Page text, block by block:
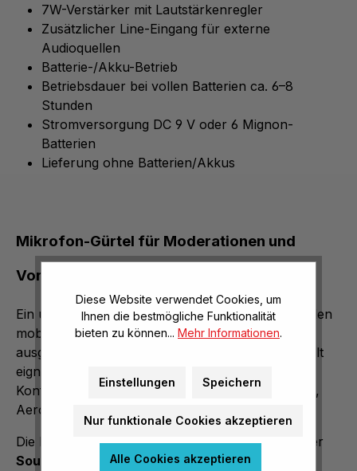
7W-Verstärker mit Lautstärkenregler
Zusätzlicher Line-Eingang für externe
Audioquellen
Batterie-/Akku-Betrieb
Betriebsdauer bei vollen Batterien ca. 6–8
Stunden
Stromversorgung DC 9 V oder 6 Mignon-
Batterien
Lieferung ohne Batterien/Akkus
Mikrofon-Gürtel für Moderationen und
Vorträge
Ein ultrakompaktes Nahbeschallungssystem für den
mobilen Einsatz im Sprachbereich. Es ist
ausgesprochen leistungsfähig und robust. Der Belt
eignet sich optimal für Vorträge, Schulungen,
Konferenzen, Sport- und Freizeitveranstaltungen,
Aerobic oder ähnlichem.
Die Reichweite beträgt bis zu 400 m im Freien. Der
Sound-Belt wird am Körper getragen (als
Diese Website verwendet Cookies, um
Ihnen die bestmögliche Funktionalität
bieten zu können... Mehr Informationen.
Einstellungen Speichern
Nur funktionale Cookies akzeptieren
Alle Cookies akzeptieren